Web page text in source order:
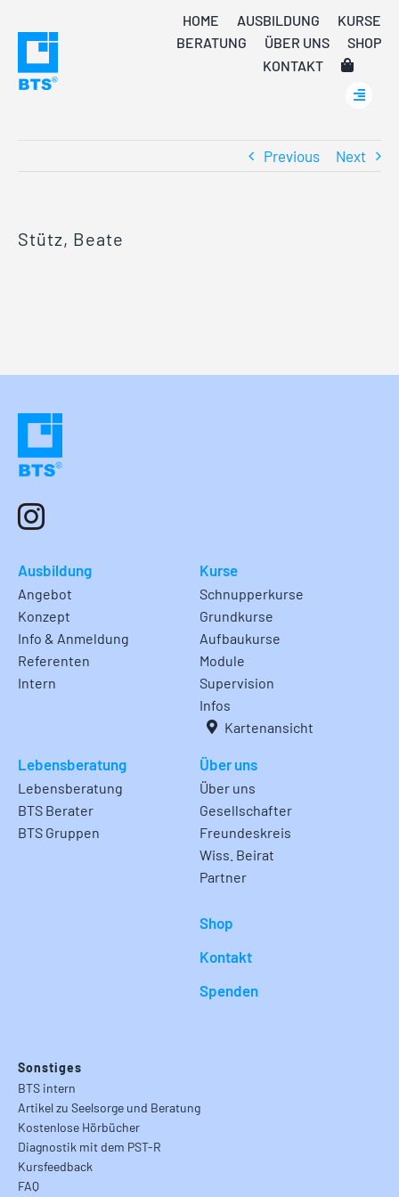
content
HOME AUSBILDUNG
KURSE
BERATUNG
ÜBER UNS
SHOP
KONTAKT
Previous Next
Stütz, Beate
Ausbildung
Angebot
Konzept
Info & Anmeldung
Referenten
Intern
Kurse
Schnupperkurse
Grundkurse
Aufbaukurse
Module
Supervision
Infos
Kartenansicht
Lebensberatung
Lebensberatung
BTS Berater
BTS Gruppen
Über uns
Über uns
Gesellschafter
Freundeskreis
Wiss. Beirat
Partner
Shop
Kontakt
Spenden
Sonstiges
BTS intern
Artikel zu Seelsorge und Beratung
Kostenlose Hörbücher
Diagnostik mit dem PST-R
Kursfeedback
FAQ